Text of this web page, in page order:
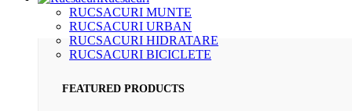
RUCSACURI MUNTE
RUCSACURI URBAN
RUCSACURI HIDRATARE
RUCSACURI BICICLETE
FEATURED PRODUCTS